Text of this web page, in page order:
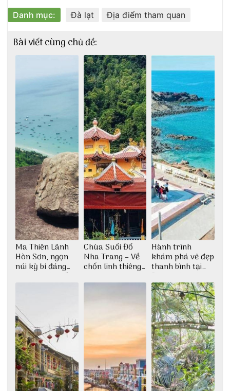
Danh mục: Đà lạt Địa điểm tham quan
Bài viết cùng chủ đề:
Ma Thiên Lãnh
Hòn Sơn, ngọn
núi kỳ bí đáng
khám phá nhất
Chùa Suối Đổ
Nha Trang – Về
chốn linh thiêng
thiền định
Hành trình
khám phá vẻ đẹp
thanh bình tại
Đảo Phú Quý